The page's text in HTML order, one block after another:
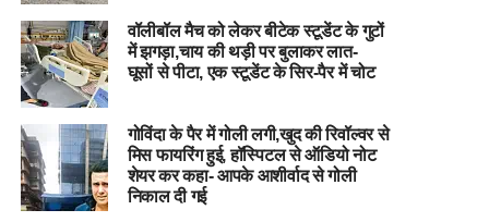
वॉलीबॉल मैच को लेकर बीटेक ​​​​​​​स्टूडेंट के गुटों
में झगड़ा,चाय की थड़ी पर बुलाकर लात-
घूसों से पीटा, एक स्टूडेंट के सिर-पैर में चोट
गोविंदा के पैर में गोली लगी,खुद की रिवॉल्वर से
मिस फायरिंग हुई, हॉस्पिटल से ऑडियो नोट
शेयर कर कहा- आपके आशीर्वाद से गोली
निकाल दी गई